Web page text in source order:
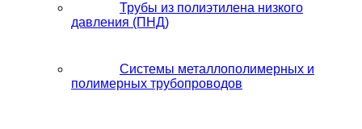
Трубы из полиэтилена низкого
давления (ПНД)
Системы металлополимерных и
полимерных трубопроводов